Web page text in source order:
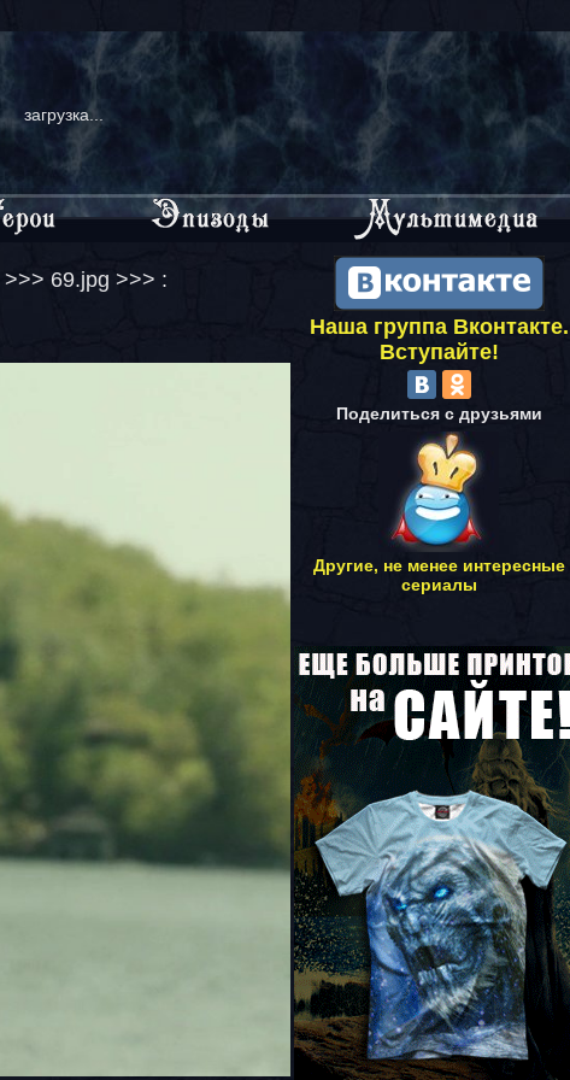
загрузка...
>>> 69.jpg >>> :
Наша группа Вконтакте.
Вступайте!
Поделиться с друзьями
Другие, не менее интересные
сериалы